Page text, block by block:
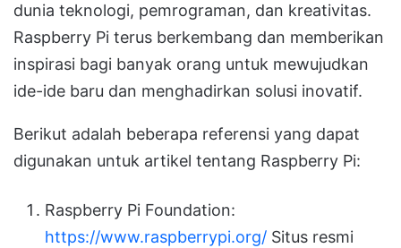
dunia teknologi, pemrograman, dan kreativitas.
Raspberry Pi terus berkembang dan memberikan
inspirasi bagi banyak orang untuk mewujudkan
ide-ide baru dan menghadirkan solusi inovatif.
Berikut adalah beberapa referensi yang dapat
digunakan untuk artikel tentang Raspberry Pi:
Raspberry Pi Foundation:
https://www.raspberrypi.org/ Situs resmi